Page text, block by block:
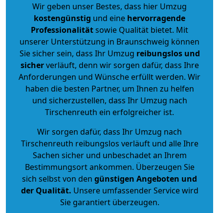
Wir geben unser Bestes, dass hier Umzug
kostengünstig und eine hervorragende
Professionalitätsowie Qualität bietet. Mit
unserer Unterstützung in Braunschweig können
Sie sicher sein, dass Ihr Umzug reibungslos und
sicherverläuft, denn wir sorgen dafür, dass Ihre
Anforderungen und Wünsche erfüllt werden. Wir
haben die besten Partner, um Ihnen zu helfen
und sicherzustellen, dass Ihr Umzug nach
Tirschenreuth ein erfolgreicher ist.
Wir sorgen dafür, dass Ihr Umzug nach
Tirschenreuth reibungslos verläuft und alle Ihre
Sachen sicher und unbeschadet an Ihrem
Bestimmungsort ankommen. Überzeugen Sie
sich selbst von den günstigen Angeboten und
der Qualität. Unsere umfassender Service wird
Sie garantiert überzeugen.